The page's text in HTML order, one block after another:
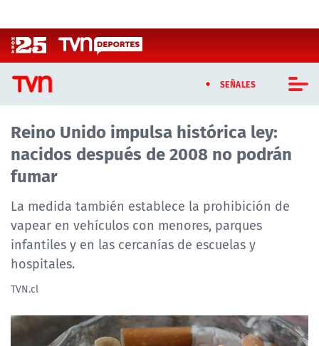
SEÑALES
CASTING MASTERCHEF CHILE
CASTING TVN VERTICAL
TVN VERTICAL
TVN PLAY
PROGRAMAS
NTV
Reino Unido impulsa histórica ley:
nacidos después de 2008 no podrán
fumar
La medida también establece la prohibición de
vapear en vehículos con menores, parques
infantiles y en las cercanías de escuelas y
hospitales.
TVN.cl